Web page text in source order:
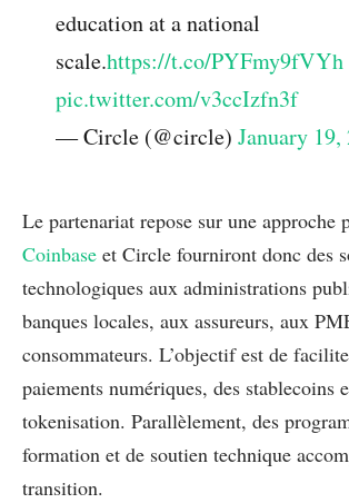
education at a national
scale.https://t.co/PYFmy9fVYh
pic.twitter.com/v3ccIzfn3f
— Circle (@circle)January 19,
Le partenariat repose sur une approche
Coinbase et Circle fourniront donc des
technologiques aux administrations
banques locales, aux assureurs, aux
consommateurs. L’objectif est de
paiements numériques, des stablecoins
tokenisation. Parallèlement, des
formation et de soutien technique
transition.